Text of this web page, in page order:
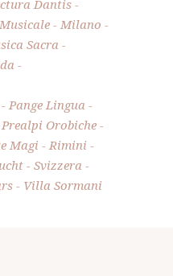
Dantis
Milano
Sacra
Pange Lingua
Prealpi Orobiche
Magi
Rimini
Svizzera
Villa Sormani